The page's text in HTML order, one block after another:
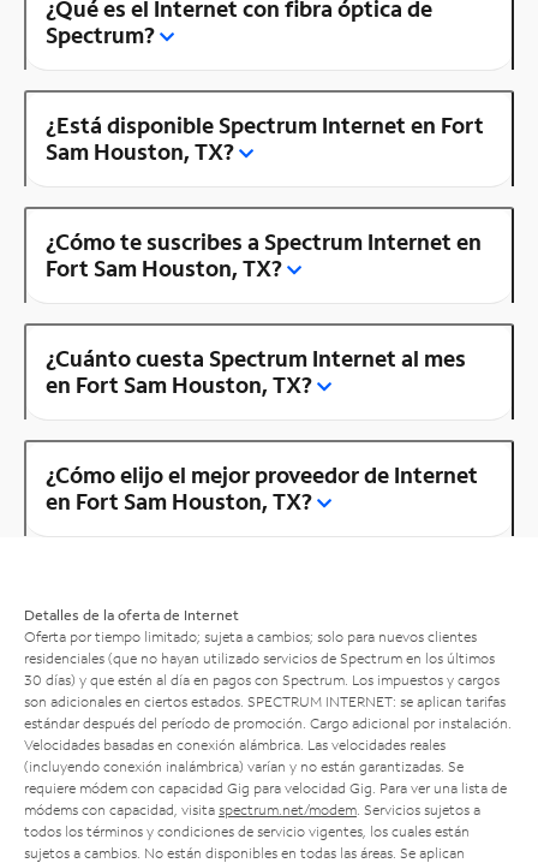
¿Qué es el Internet con fibra óptica de
Spectrum?
¿Está disponible Spectrum Internet en Fort
Sam Houston, TX?
¿Cómo te suscribes a Spectrum Internet en
Fort Sam Houston, TX?
¿Cuánto cuesta Spectrum Internet al mes
en Fort Sam Houston, TX?
¿Cómo elijo el mejor proveedor de Internet
en Fort Sam Houston, TX?
Detalles de la oferta de Internet
Oferta por tiempo limitado; sujeta a cambios; solo para nuevos clientes
residenciales (que no hayan utilizado servicios de Spectrum en los últimos
30 días) y que estén al día en pagos con Spectrum. Los impuestos y cargos
son adicionales en ciertos estados. SPECTRUM INTERNET: se aplican tarifas
estándar después del período de promoción. Cargo adicional por instalación.
Velocidades basadas en conexión alámbrica. Las velocidades reales
(incluyendo conexión inalámbrica) varían y no están garantizadas. Se
requiere módem con capacidad Gig para velocidad Gig. Para ver una lista de
módems con capacidad, visita spectrum.net/modem . Servicios sujetos a
todos los términos y condiciones de servicio vigentes, los cuales están
sujetos a cambios. No están disponibles en todas las áreas. Se aplican